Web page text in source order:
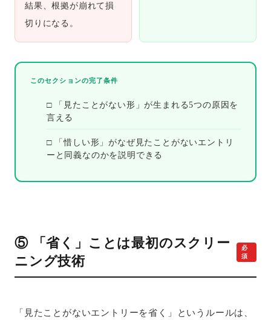
結果、根拠が崩れて損
切りになる。
このセクションの完了条件
□ 「見たことがない形」が生まれる5つの原因を
言える
□ 「惜しい形」がなぜ見たことがないエントリ
ーと同義なのかを説明できる
⑤ 「省く」ことは最初のスクリー
ニング技術
必
須
「見たことがないエントリーを省く」というルールは、